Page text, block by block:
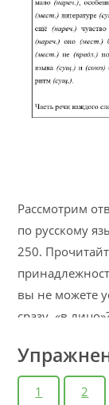
Рассмотрим
по русскому
250.
вы не можете
сразу, «в
полный
1 2